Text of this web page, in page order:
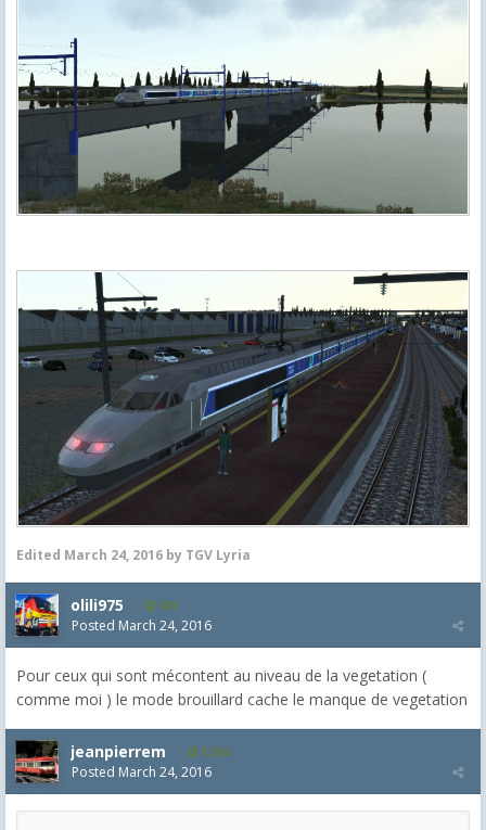
Edited March 24, 2016 by TGV Lyria
olili975 685
Posted March 24, 2016
Pour ceux qui sont mécontent au niveau de la vegetation (
comme moi ) le mode brouillard cache le manque de vegetation
jeanpierrem 5,986
Posted March 24, 2016